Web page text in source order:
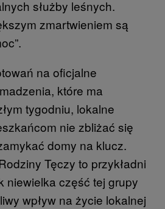
służby leśnych.
zmartwieniem są
na oficjalne
które ma
tygodniu, lokalne
nie zbliżać się
domy na klucz.
Tęczy to przykładni
niewielka część tej grupy
wpływ na życie lokalnej